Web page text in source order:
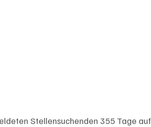
Stellensuchenden 355 Tage auf